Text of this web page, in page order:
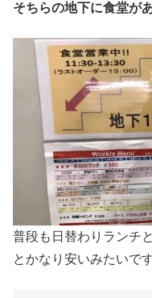
そちらの地下に食堂が
普段も日替わりランチ
とかなり安いみたいです